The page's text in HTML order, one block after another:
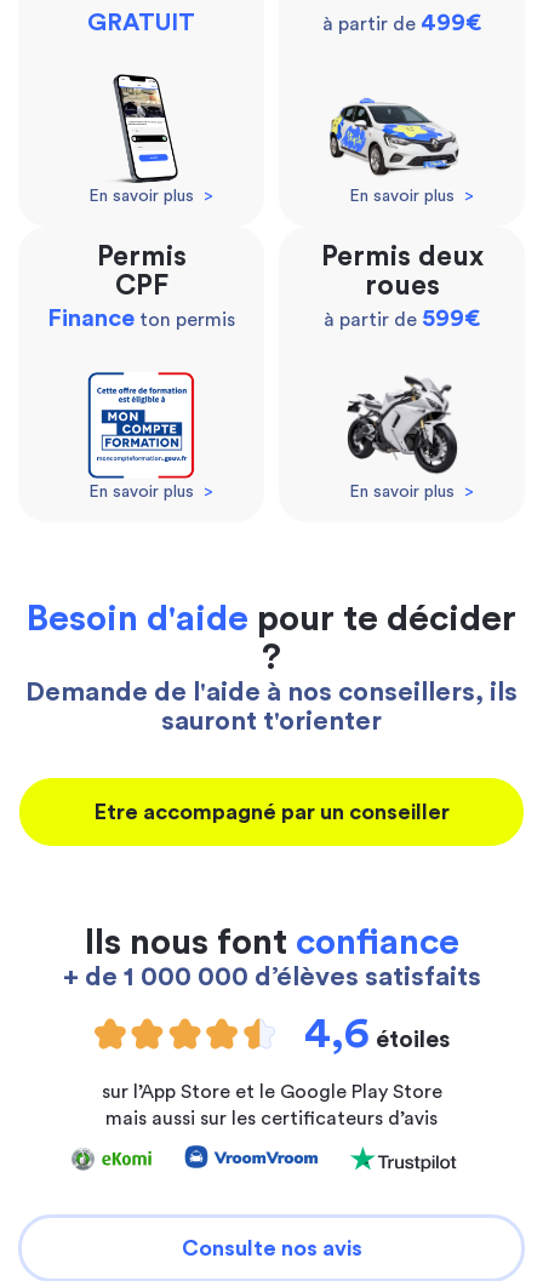
GRATUIT
En savoir plus >
à partir de 499€
En savoir plus >
Permis
CPF
Finance ton permis
En savoir plus >
Permis deux
roues
à partir de 599€
En savoir plus >
Besoin d'aide pour te décider
?
Demande de l'aide à nos conseillers, ils
sauront t'orienter
Etre accompagné par un conseiller
Ils nous font confiance
+ de 1 000 000 d’élèves satisfaits
4,6 étoiles
sur l’App Store et le Google Play Store
mais aussi sur les certificateurs d’avis
Consulte nos avis